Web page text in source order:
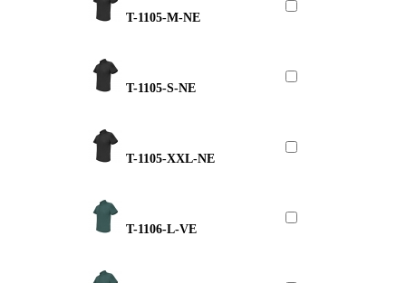
T-1105-M-NE
T-1105-S-NE
T-1105-XXL-NE
T-1106-L-VE